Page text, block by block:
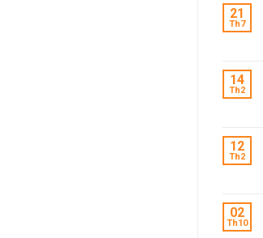
21
Th7
14
Th2
12
Th2
02
Th10